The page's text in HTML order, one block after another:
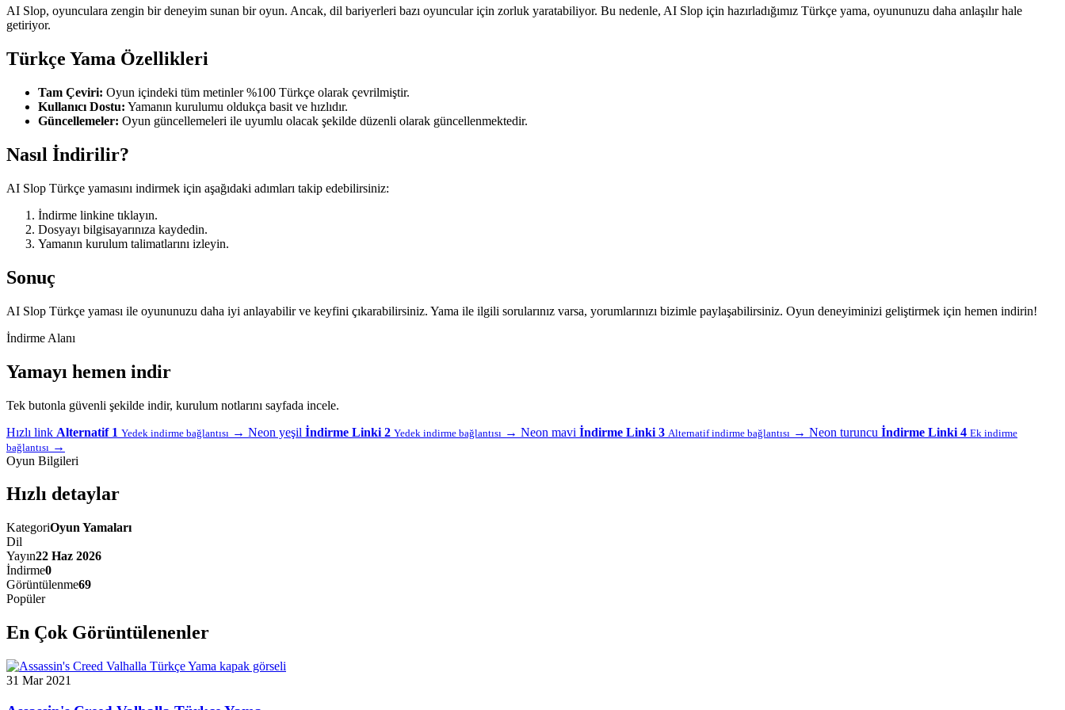
AI Slop, oyunculara zengin bir deneyim sunan bir oyun. Ancak, dil bariyerleri bazı oyuncular için zorluk yaratabiliyor. Bu nedenle, AI Slop için hazırladığımız Türkçe yama, oyununuzu daha anlaşılır hale
getiriyor.
Türkçe Yama Özellikleri
Tam Çeviri: Oyun içindeki tüm metinler %100 Türkçe olarak çevrilmiştir.
Kullanıcı Dostu: Yamanın kurulumu oldukça basit ve hızlıdır.
Güncellemeler: Oyun güncellemeleri ile uyumlu olacak şekilde düzenli olarak güncellenmektedir.
Nasıl İndirilir?
AI Slop Türkçe yamasını indirmek için aşağıdaki adımları takip edebilirsiniz:
İndirme linkine tıklayın.
Dosyayı bilgisayarınıza kaydedin.
Yamanın kurulum talimatlarını izleyin.
Sonuç
AI Slop Türkçe yaması ile oyununuzu daha iyi anlayabilir ve keyfini çıkarabilirsiniz. Yama ile ilgili sorularınız varsa, yorumlarınızı bizimle paylaşabilirsiniz. Oyun deneyiminizi geliştirmek için hemen indirin!
İndirme Alanı
Yamayı hemen indir
Tek butonla güvenli şekilde indir, kurulum notlarını sayfada incele.
Hızlı link Alternatif 1 Yedek indirme bağlantısı → Neon yeşil İndirme Linki 2 Yedek indirme bağlantısı → Neon mavi İndirme Linki 3 Alternatif indirme bağlantısı → Neon turuncu İndirme Linki 4 Ek indirme
bağlantısı →
Oyun Bilgileri
Hızlı detaylar
KategoriOyun Yamaları
Dil
Yayın22 Haz 2026
İndirme0
Görüntülenme69
Popüler
En Çok Görüntülenenler
31 Mar 2021